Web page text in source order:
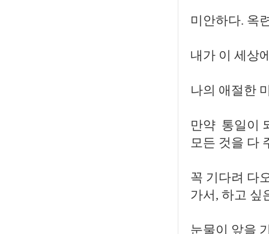
미안하다. 옥
내가 이 세상
나의 애절한
만약 통일이
모든 것을 다
꼭 기다려 다
가서, 하고 싶
눈물이 앞을